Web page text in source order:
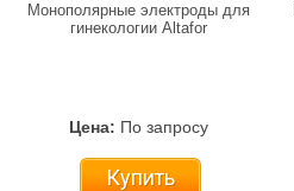
Монополярные электроды для
гинекологии Altafor
Цена: По запросу
Купить